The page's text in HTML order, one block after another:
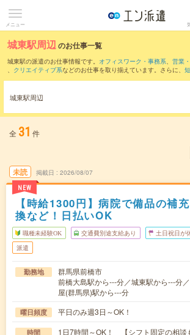
メニュー
城東駅周辺のお仕事一覧
城東駅の派遣のお仕事情報です。 オフィスワーク・事務系、 営業
、 クリエイティブ系などのお仕事を取り揃えています。さらに、
また、高崎駅
など近隣
いただけます。
城東駅周辺
全 31 件
未読
NEW
掲載日 2026/08/07
【時給1300円】病院で備品の補
換など！日払いOK
職種未経験OK 交通費別途支給あり 土日祝日が
派遣
勤務地
群馬県前橋市
前橋大島駅から---分／城東駅から---分
屋(群馬県)駅から---分
曜日頻度 平日のみ週3日～OK！
時間
1日7時間～OK！ 【シフト固定の相